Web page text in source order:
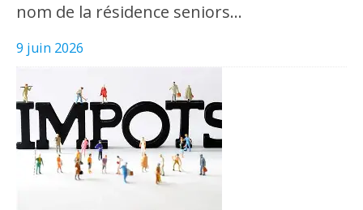
nom de la résidence seniors…
9 juin 2026